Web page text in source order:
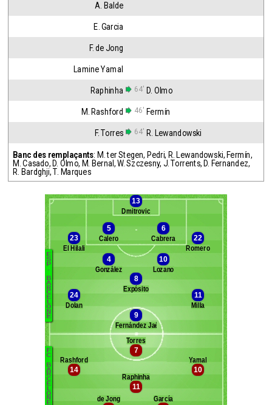
A. Balde
E. Garcia
F. de Jong
Lamine Yamal
Raphinha 64' D. Olmo
M. Rashford 46' Fermín
F. Torres 64' R. Lewandowski
Banc des remplaçants: M. ter Stegen, Pedri, R. Lewandowski, Fermín,
M. Casado, D. Olmo, M. Bernal ,W. Szczesny, J. Torrents, D. Fernandez,
R. Bardghji,T. Marques